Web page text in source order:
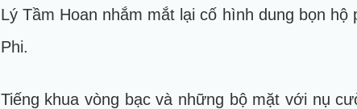
Lý Tầm Hoan nhắm mắt lại cố hình dung bọn
Phi.
Tiếng khua vòng bạc và những bộ mặt với nụ